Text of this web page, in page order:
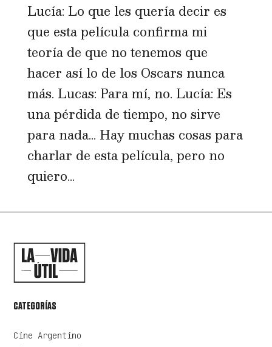
Lucía: Lo que les quería decir es
que esta película confirma mi
teoría de que no tenemos que
hacer así lo de los Oscars nunca
más. Lucas: Para mí, no. Lucía: Es
una pérdida de tiempo, no sirve
para nada… Hay muchas cosas para
charlar de esta película, pero no
quiero...
CATEGORÍAS
Cine Argentino